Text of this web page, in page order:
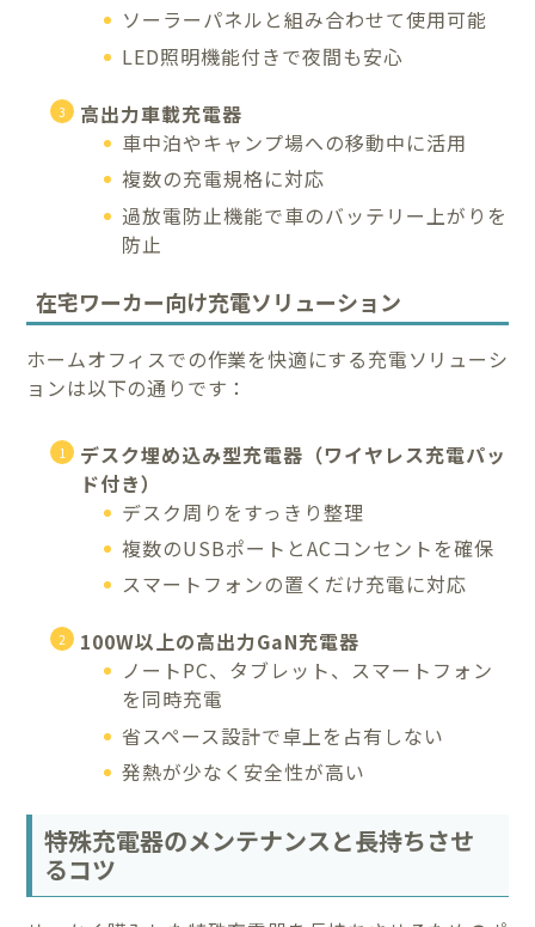
ソーラーパネルと組み合わせて使用可能
LED照明機能付きで夜間も安心
高出力車載充電器
車中泊やキャンプ場への移動中に活用
複数の充電規格に対応
過放電防止機能で車のバッテリー上がりを
防止
在宅ワーカー向け充電ソリューション
ホームオフィスでの作業を快適にする充電ソリューシ
ョンは以下の通りです：
デスク埋め込み型充電器（ワイヤレス充電パッ
ド付き）
デスク周りをすっきり整理
複数のUSBポートとACコンセントを確保
スマートフォンの置くだけ充電に対応
100W以上の高出力GaN充電器
ノートPC、タブレット、スマートフォン
を同時充電
省スペース設計で卓上を占有しない
発熱が少なく安全性が高い
特殊充電器のメンテナンスと長持ちさせ
るコツ